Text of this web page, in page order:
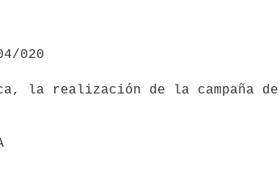
la realización de la campaña